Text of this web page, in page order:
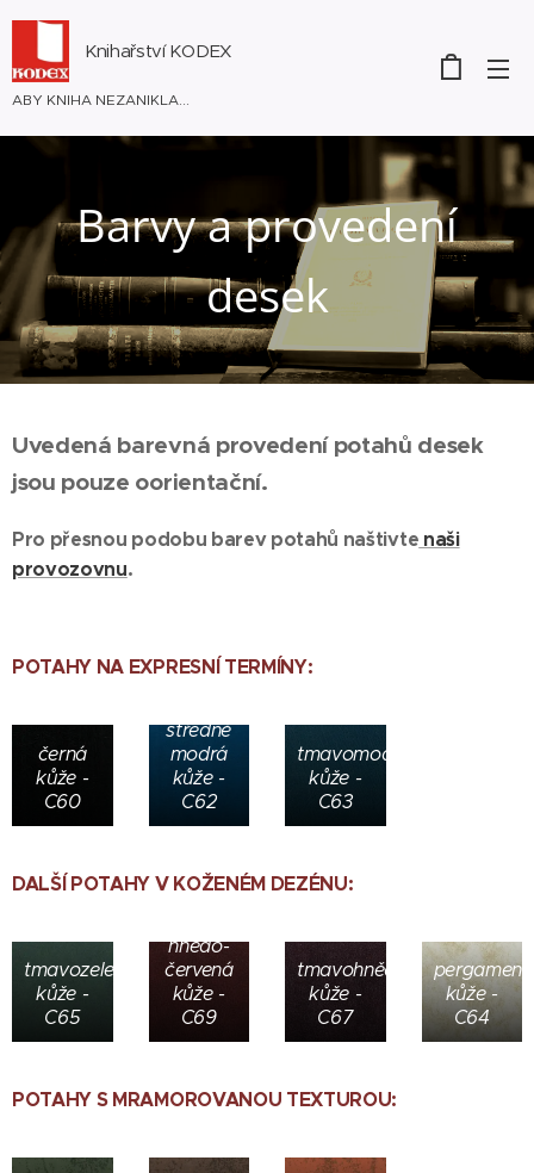
Knihařství KODEX
ABY KNIHA NEZANIKLA...
Barvy a provedení
desek
Uvedená barevná provedení potahů desek
jsou pouze oorientační.
Pro přesnou podobu barev potahů naštivte naši
provozovnu.
POTAHY NA EXPRESNÍ TERMÍNY:
černá
kůže -
C60
středně
modrá
kůže -
C62
tmavomodrá
kůže -
C63
DALŠÍ POTAHY V KOŽENÉM DEZÉNU:
tmavozelená
kůže -
C65
hnědo-
červená
kůže -
C69
tmavohnědá
kůže -
C67
kůže -
C64
POTAHY S MRAMOROVANOU TEXTUROU: